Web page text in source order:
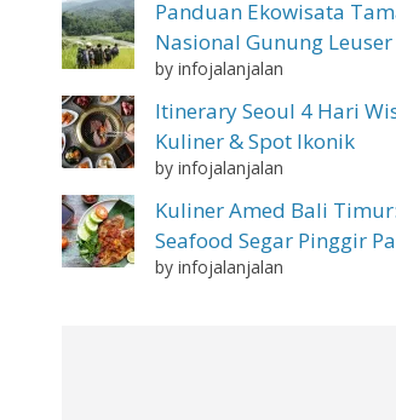
Panduan Ekowisata
Nasional Gunung Leuser
by infojalanjalan
Itinerary Seoul 4 Hari
Kuliner & Spot Ikonik
by infojalanjalan
Kuliner Amed Bali Timur:
Seafood Segar Pinggir
by infojalanjalan